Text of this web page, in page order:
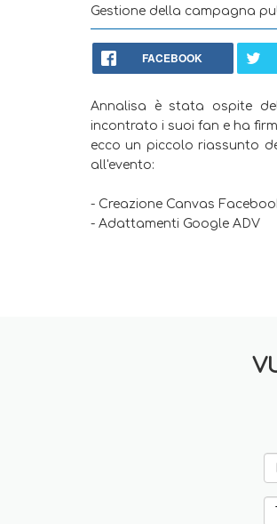
Gestione della campagna
FACEBOOK
Annalisa è stata ospite
incontrato i suoi fan e ha
ecco un piccolo riassunto
all'evento:
- Creazione Canvas
- Adattamenti Google ADV